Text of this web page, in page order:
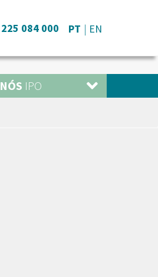
225 084 000 PT EN
NÓS IPO